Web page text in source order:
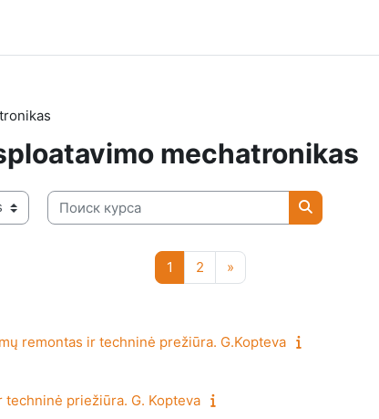
mechatronikas
Поиск курса
Поиск курса
1 Страница 1
2 Страница 2
»
remontas ir techninė prežiūra. G.Kopteva
priežiūra. G. Kopteva